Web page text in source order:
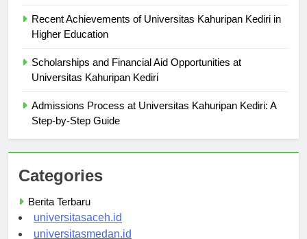
Recent Achievements of Universitas Kahuripan Kediri in
Scholarships and Financial Aid Opportunities at
Admissions Process at Universitas Kahuripan Kediri: A
Categories
Berita Terbaru
universitasaceh.id